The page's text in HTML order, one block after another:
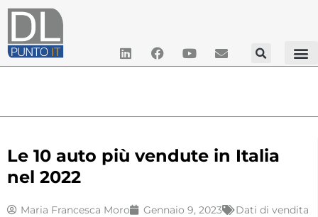
Le 10 auto più vendute in Italia
nel 2022
Maria Francesca Moro Gennaio 9, 2023
Dati di vendita